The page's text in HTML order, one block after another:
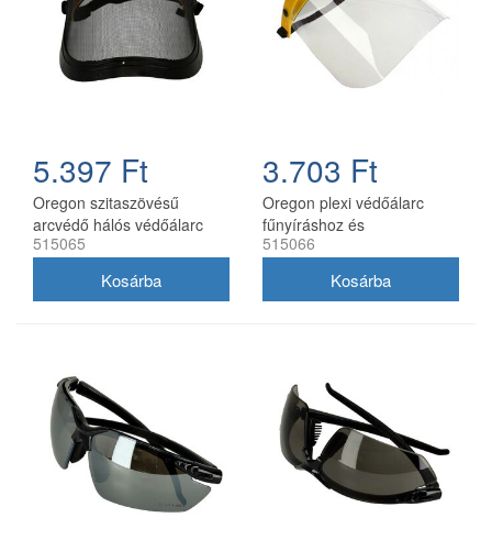
5.397 Ft
Oregon szitaszövésű
arcvédő hálós védőálarc
515065
3.703 Ft
Oregon plexi védőálarc
fűnyíráshoz és
bozótvágáshoz
515066